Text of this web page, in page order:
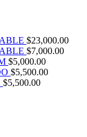
$23,000.00
$7,000.00
$5,000.00
$5,500.00
$5,500.00